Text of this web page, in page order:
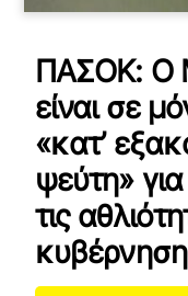
ΠΑΣΟΚ: Ο
είναι σε
«κατ’
ψεύτη»
τις